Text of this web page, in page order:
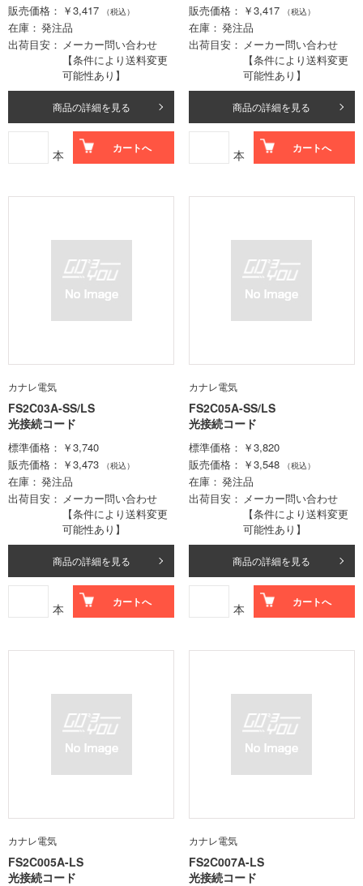
販売価格
￥3,417 （税込）
在庫
発注品
出荷目安
メーカー問い合わせ
【条件により送料変更
可能性あり】
商品の詳細を見る
本 カートへ
販売価格
￥3,417 （税込）
在庫
発注品
出荷目安
メーカー問い合わせ
【条件により送料変更
可能性あり】
商品の詳細を見る
本 カートへ
カナレ電気
FS2C03A-SS/LS
光接続コード
標準価格
￥3,740
販売価格
￥3,473 （税込）
在庫
発注品
出荷目安
メーカー問い合わせ
【条件により送料変更
可能性あり】
商品の詳細を見る
本 カートへ
カナレ電気
FS2C05A-SS/LS
光接続コード
標準価格
￥3,820
販売価格
￥3,548 （税込）
在庫
発注品
出荷目安
メーカー問い合わせ
【条件により送料変更
可能性あり】
商品の詳細を見る
本 カートへ
カナレ電気
FS2C005A-LS
光接続コード
カナレ電気
FS2C007A-LS
光接続コード